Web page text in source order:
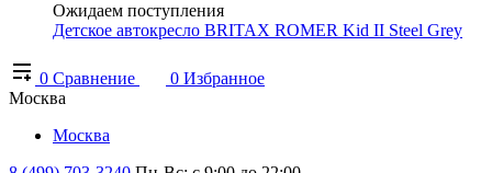
Ожидаем поступления
Детское автокресло BRITAX ROMER Kid II Steel Grey
0 Сравнение 0 Избранное
Москва
Москва